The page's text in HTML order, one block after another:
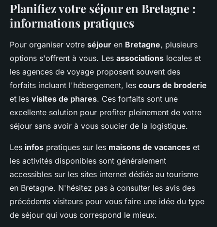
Planifiez votre séjour en Bretagne :
informations pratiques
Pour organiser votre séjour en Bretagne, plusieurs
options s'offrent à vous. Les associations locales et
les agences de voyage proposent souvent des
forfaits incluant l'hébergement, les cours de broderie
et les visites de phares. Ces forfaits sont une
excellente solution pour profiter pleinement de votre
séjour sans avoir à vous soucier de la logistique.
Les infos pratiques sur les maisons de vacances et
les activités disponibles sont généralement
accessibles sur les sites internet dédiés au tourisme
en Bretagne. N'hésitez pas à consulter les avis des
précédents visiteurs pour vous faire une idée du type
de séjour qui vous correspond le mieux.